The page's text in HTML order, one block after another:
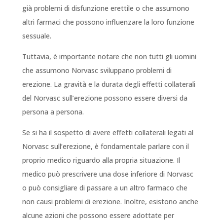
già problemi di disfunzione erettile o che assumono
altri farmaci che possono influenzare la loro funzione
sessuale.
Tuttavia, è importante notare che non tutti gli uomini
che assumono Norvasc sviluppano problemi di
erezione. La gravità e la durata degli effetti collaterali
del Norvasc sull’erezione possono essere diversi da
persona a persona.
Se si ha il sospetto di avere effetti collaterali legati al
Norvasc sull’erezione, è fondamentale parlare con il
proprio medico riguardo alla propria situazione. Il
medico può prescrivere una dose inferiore di Norvasc
o può consigliare di passare a un altro farmaco che
non causi problemi di erezione. Inoltre, esistono anche
alcune azioni che possono essere adottate per